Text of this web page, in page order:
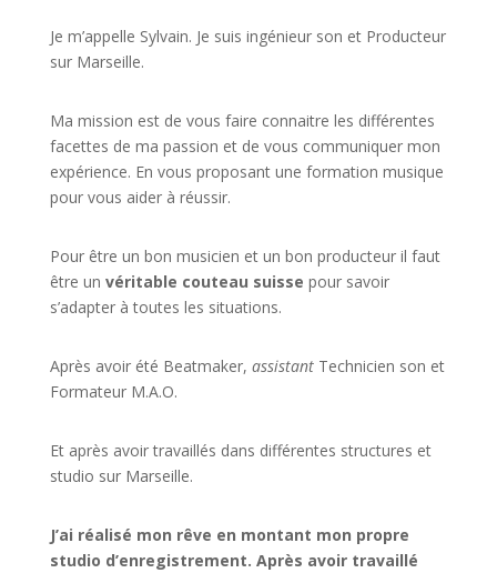
Je m’appelle Sylvain. Je suis ingénieur son et Producteur
sur Marseille.
Ma mission est de vous faire connaitre les différentes
facettes de ma passion et de vous communiquer mon
expérience. En vous proposant une formation musique
pour vous aider à réussir.
Pour être un bon musicien et un bon producteur il faut
être un véritable couteau suisse pour savoir
s’adapter à toutes les situations.
Après avoir été Beatmaker, assistant Technicien son et
Formateur M.A.O.
Et après avoir travaillés dans différentes structures et
studio sur Marseille.
J’ai réalisé mon rêve en montant mon propre
studio d’enregistrement. Après avoir travaillé